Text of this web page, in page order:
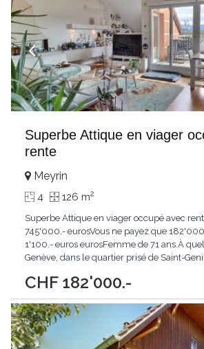
Superbe Attique en viager
rente
CHF 182'000.-
Meyrin
4 126 m2
Superbe Attique en viager occupé avec
745'000.- eurosVous ne payez que
1'100.- euros eurosFemme de 71 ans.À
Genève, dans le quartier prisé de Saint-
rente, une occasion unique pour un
sécurisé et de qualité.Description du bien...